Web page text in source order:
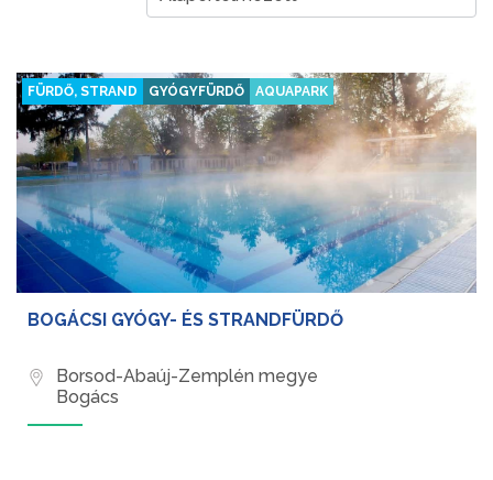
FÜRDŐ, STRAND GYÓGYFÜRDŐ AQUAPARK
BOGÁCSI GYÓGY- ÉS STRANDFÜRDŐ
Borsod-Abaúj-Zemplén megye
Bogács